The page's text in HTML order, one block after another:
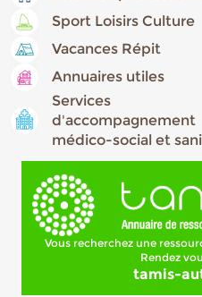
Sport Loisirs Culture
Vacances Répit
Annuaires utiles
Services
d'accompagnement
médico-social et
Vous recherchez une
Rendez
tamis-